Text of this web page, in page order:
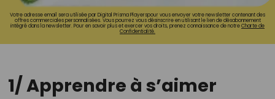
Votre adresse email sera utilisée par Digital Prisma Playerspour vous envoyer votre newsletter contenant des
offres commerciales personnalisées. Vous pourrez vous désinscrire en utilisant le lien de désabonnement
intégré dans la newsletter. Pour en savoir plus et exercer vos droits, prenez connaissance de notreCharte de
Confidentialité.
1/ Apprendre à s’aimer